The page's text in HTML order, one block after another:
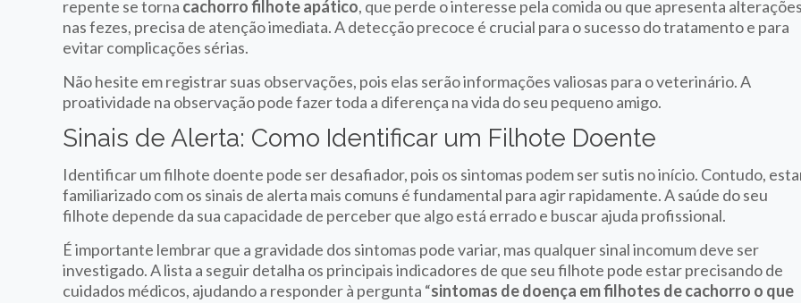
repente se torna cachorro filhote apático, que perde o interesse pela comida ou que apresenta
nas fezes, precisa de atenção imediata. A detecção precoce é crucial para o sucesso do tratamento e para
evitar complicações sérias.
Não hesite em registrar suas observações, pois elas serão informações valiosas para o veterinário. A
proatividade na observação pode fazer toda a diferença na vida do seu pequeno amigo.
Sinais de Alerta: Como Identificar um Filhote Doente
Identificar um filhote doente pode ser desafiador, pois os sintomas podem ser sutis no início. Contudo,
familiarizado com os sinais de alerta mais comuns é fundamental para agir rapidamente. A saúde do seu
filhote depende da sua capacidade de perceber que algo está errado e buscar ajuda profissional.
É importante lembrar que a gravidade dos sintomas pode variar, mas qualquer sinal incomum deve ser
investigado. A lista a seguir detalha os principais indicadores de que seu filhote pode estar precisando de
cuidados médicos, ajudando a responder à pergunta “sintomas de doença em filhotes de cachorro o que